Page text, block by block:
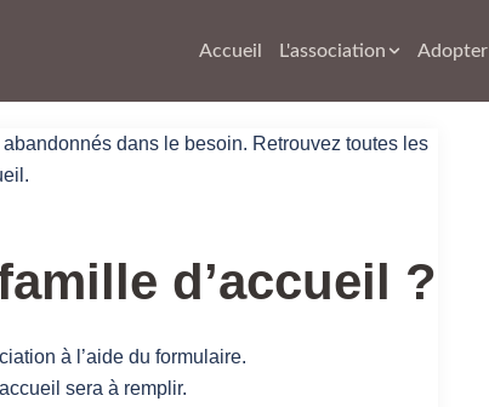
Accueil L'association Adopter
dans le besoin. Retrouvez toutes les
d’accueil ?
à l’aide du formulaire.
sera à remplir.